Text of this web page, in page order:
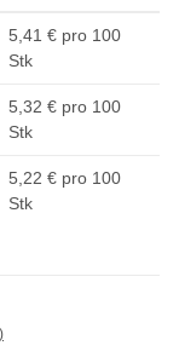
5,41 € pro 100
Stk
5,32 € pro 100
Stk
5,22 € pro 100
Stk